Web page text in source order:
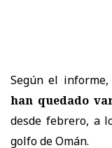
Según el
han quedado
desde febrero, a
golfo de Omán.